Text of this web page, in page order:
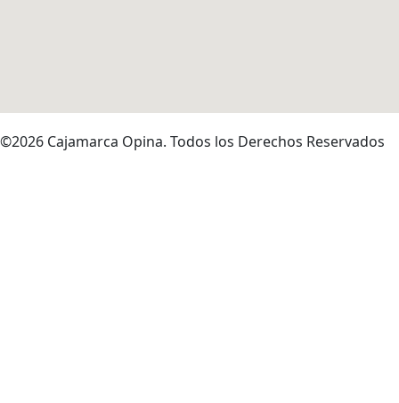
©2026 Cajamarca Opina. Todos los Derechos Reservados